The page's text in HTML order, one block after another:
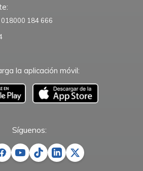
018000 184 666
la aplicación móvil:
–
Síguenos: